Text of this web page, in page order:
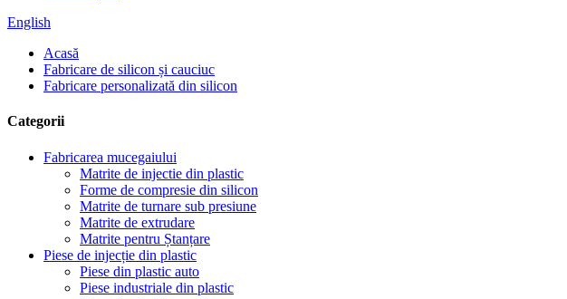
English
Acasă
Fabricare de silicon și cauciuc
Fabricare personalizată din silicon
Categorii
Fabricarea mucegaiului
Matrite de injectie din plastic
Forme de compresie din silicon
Matrite de turnare sub presiune
Matrite de extrudare
Matrite pentru Ștanțare
Piese de injecție din plastic
Piese din plastic auto
Piese industriale din plastic